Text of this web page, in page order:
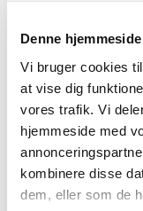
Denne
Vi bruger cookies
at vise dig
vores trafik. Vi
hjemmeside med
kombinere disse
dem, eller som de
2690
Onsdagstræf, som
borgere, mødes
og nogle gange
kører vi på lavt